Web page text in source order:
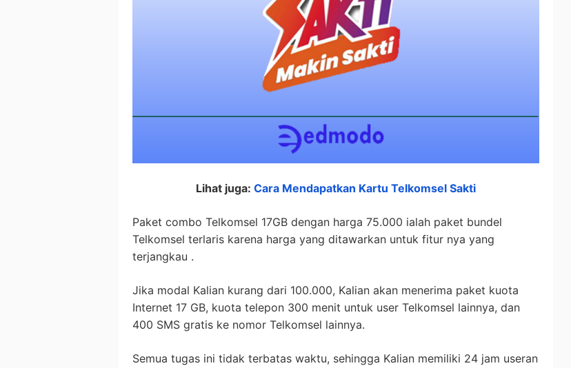
Lihat juga: Cara Mendapatkan Kartu Telkomsel Sakti
Paket combo Telkomsel 17GB dengan harga 75.000 ialah paket bundel
Telkomsel terlaris karena harga yang ditawarkan untuk fitur nya yang
terjangkau .
Jika modal Kalian kurang dari 100.000, Kalian akan menerima paket kuota
Internet 17 GB, kuota telepon 300 menit untuk user Telkomsel lainnya, dan
400 SMS gratis ke nomor Telkomsel lainnya.
Semua tugas ini tidak terbatas waktu, sehingga Kalian memiliki 24 jam useran